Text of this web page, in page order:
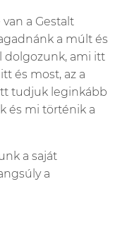
a Gestalt
a múlt és
dolgozunk, ami itt
és most, az a
tudjuk leginkább
és mi történik a
a saját
a